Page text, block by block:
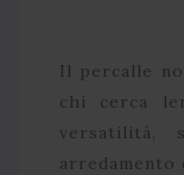
Il percalle
chi cerca
arredamento